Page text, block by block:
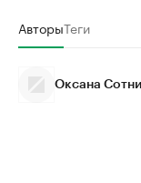
АвторыТеги
Оксана